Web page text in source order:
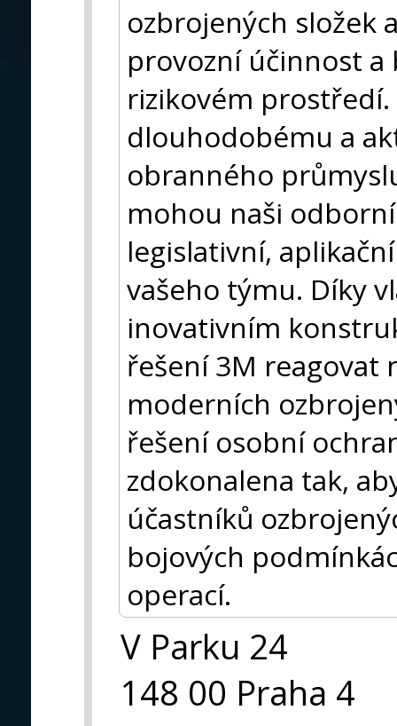
ozbrojených složek
provozní účinnost a
rizikovém
dlouhodobému a
obranného
mohou naši
legislativní,
vašeho týmu. Díky
inovativním
řešení 3M reagovat
moderních
řešení osobní
zdokonalena tak,
účastníků
bojových
operací.
V Parku 24
148 00 Praha 4